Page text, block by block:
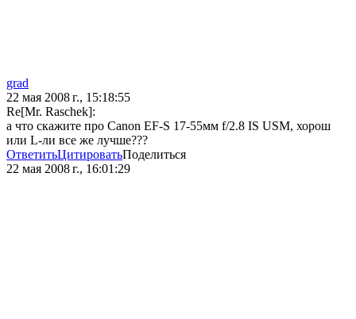
grad
22 мая 2008 г., 15:18:55
Re[Mr. Raschek]:
а что скажите про Canon EF-S 17-55мм f/2.8 IS USM, хорош
или L-ли все же лучше???
ОтветитьЦитироватьПоделиться
22 мая 2008 г., 16:01:29